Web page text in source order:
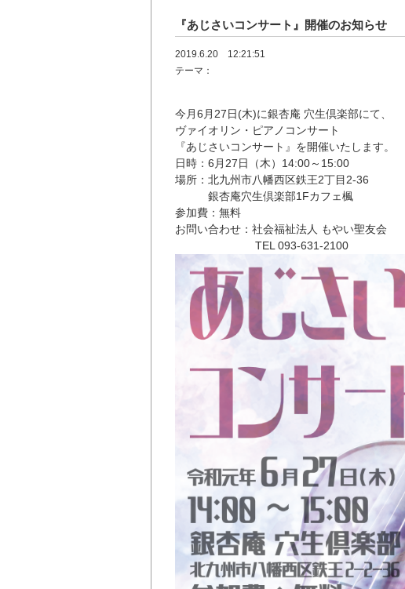
『あじさいコンサート』開催のお知らせ
2019.6.20 12:21:51
テーマ：
今月6月27日(木)に銀杏庵 穴生倶楽部にて、
ヴァイオリン・ピアノコンサート
『あじさいコンサート』を開催いたします。
日時：6月27日（木）14:00～15:00
場所：北九州市八幡西区鉄王2丁目2-36
銀杏庵穴生倶楽部1Fカフェ楓
参加費：無料
お問い合わせ：社会福祉法人 もやい聖友会
TEL 093-631-2100